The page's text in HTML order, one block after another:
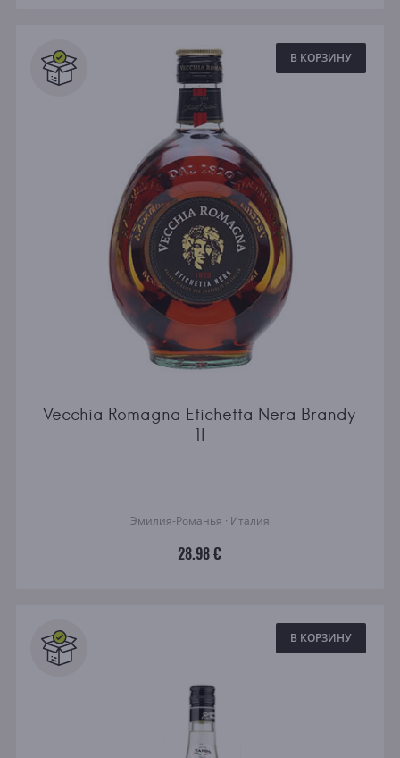
В КОРЗИНУ
Vecchia Romagna Etichetta Nera Brandy
1l
Эмилия-Романья · Италия
28.98 €
В КОРЗИНУ